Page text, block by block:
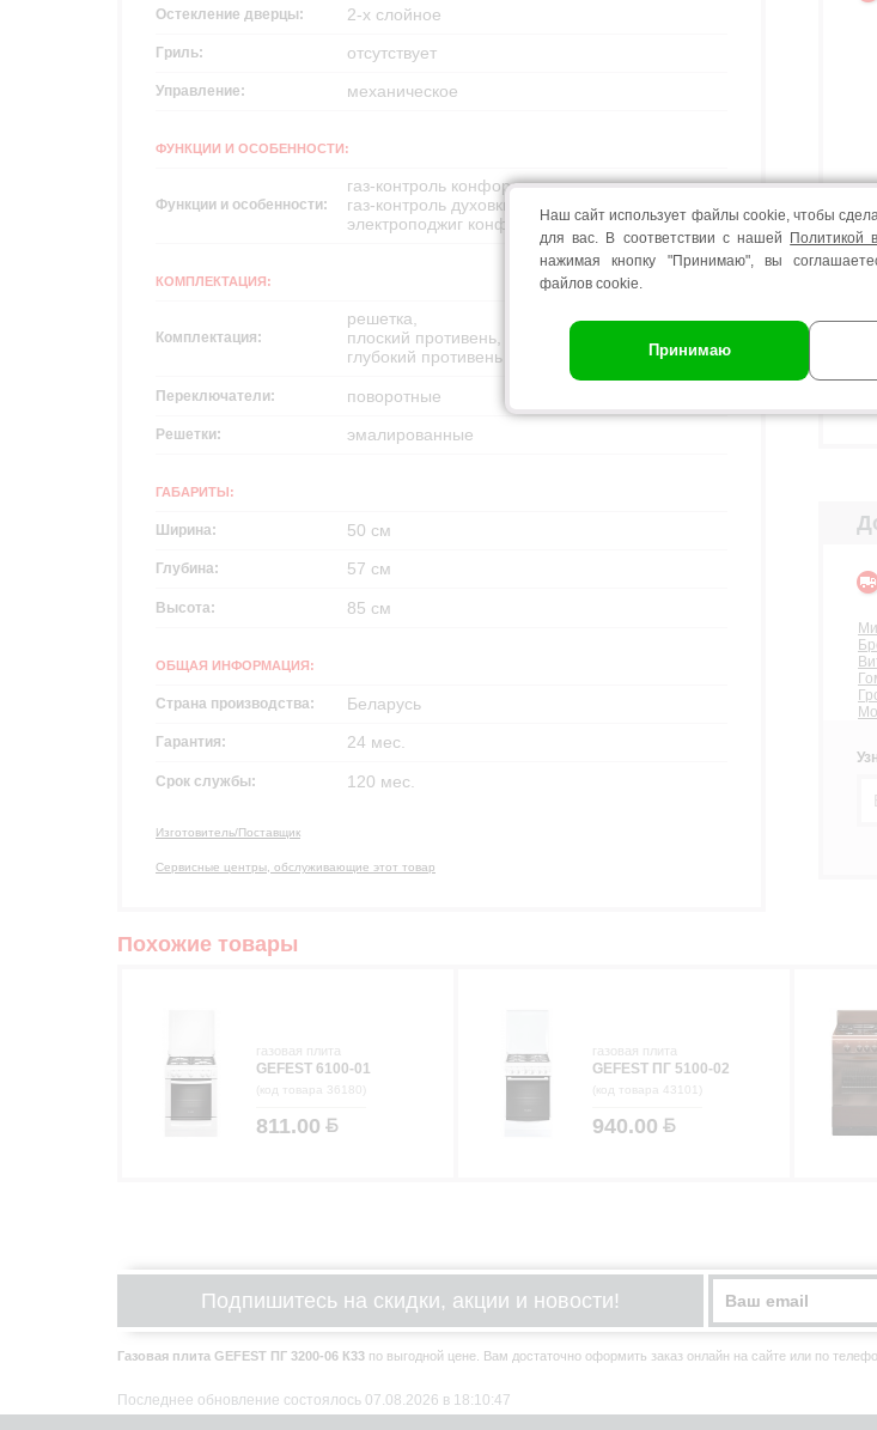
Остекление дверцы: 2-х слойное
Гриль: отсутствует
Управление: механическое
ФУНКЦИИ И ОСОБЕННОСТИ:
Функции и особенности:
газ-контроль конфорок,
газ-контроль духовки,
электроподжиг конфорок
КОМПЛЕКТАЦИЯ:
Комплектация:
решетка,
плоский противень,
глубокий противень
Переключатели: поворотные
Решетки: эмалированные
ГАБАРИТЫ:
Ширина: 50 см
Глубина: 57 см
Высота: 85 см
ОБЩАЯ ИНФОРМАЦИЯ:
Страна производства: Беларусь
Гарантия: 24 мес.
Срок службы: 120 мес.
Изготовитель/Поставщик
Сервисные центры, обслуживающие этот товар
Похожие товары
газовая плита
GEFEST 6100-01
(код товара 36180)
811.00
газовая плита
GEFEST ПГ 5100-02
(код товара 43101)
940.00
Подпишитесь на скидки, акции и новости!
Газовая плита GEFEST ПГ 3200-06 К33 по выгодной цене. Вам достаточно оформить заказ онлайн на сайте или по
Наш сайт использует файлы cookie, чтобы
для вас. В соответствии с нашей Политикой
нажимая кнопку "Принимаю", вы
файлов cookie.
Принимаю
Последнее обновление состоялось 07.08.2026 в 18:10:47